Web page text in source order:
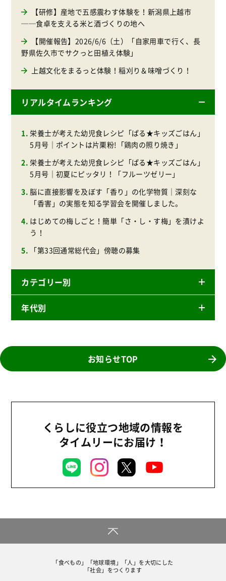
【研修】産地で五感震わす体験を！新潟県上越市
──食卓を支える米と酒づくりの地へ
【開催報告】2026/6/6（土）「自家用車で行く、長
野県佐久市でサクっと田植え体験」
上越文化をまるっと体験！稲刈り＆味噌づくり！
リアルタイムランキング
栄養士が考えた幼児食レシピ「ぱる★キッズごはん」
5月号｜ポイントは片栗粉!「鶏肉の照り焼き」
栄養士が考えた幼児食レシピ「ぱる★キッズごはん」
5月号｜初夏にピッタリ！「フルーツゼリー」
脳に直接影響を及ぼす「香り」の化学物質｜深刻な
「香害」の実態を知る学習会を開催しました。
はじめての梅しごと！簡単「さ・し・す梅」を漬けよ
う！
「第33回通常総代会」傍聴の募集
カテゴリー別
ニュースリリース
商品
地域コミュニティ
平和と国際連帯
お米の出前授業
いなぎめぐみの里山
広報
復興支援
年代別
2024年
2021年
お知らせTOP
くらしに役立つ地域の情報を
タイムリーにお届け！
「食べもの」「地球環境」「人」を大切にした
「社会」をつくります